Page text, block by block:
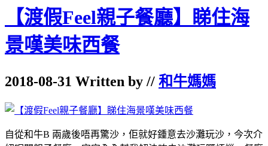
【渡假Feel親子餐廳】睇住海
景嘆美味西餐
2018-08-31 Written by // 和牛媽媽
自從和牛B 兩歲後唔再驚沙，佢就好鍾意去沙灘玩沙，今次介